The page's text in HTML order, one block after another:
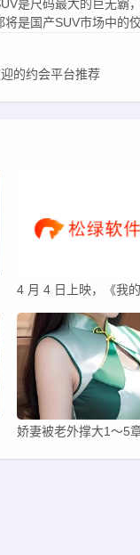
是尺码最大的巨无霸
是国产SUV市场中的佼
的约会平台推荐